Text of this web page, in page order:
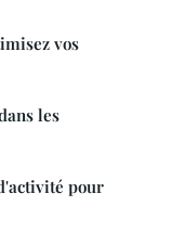
vos
les
pour